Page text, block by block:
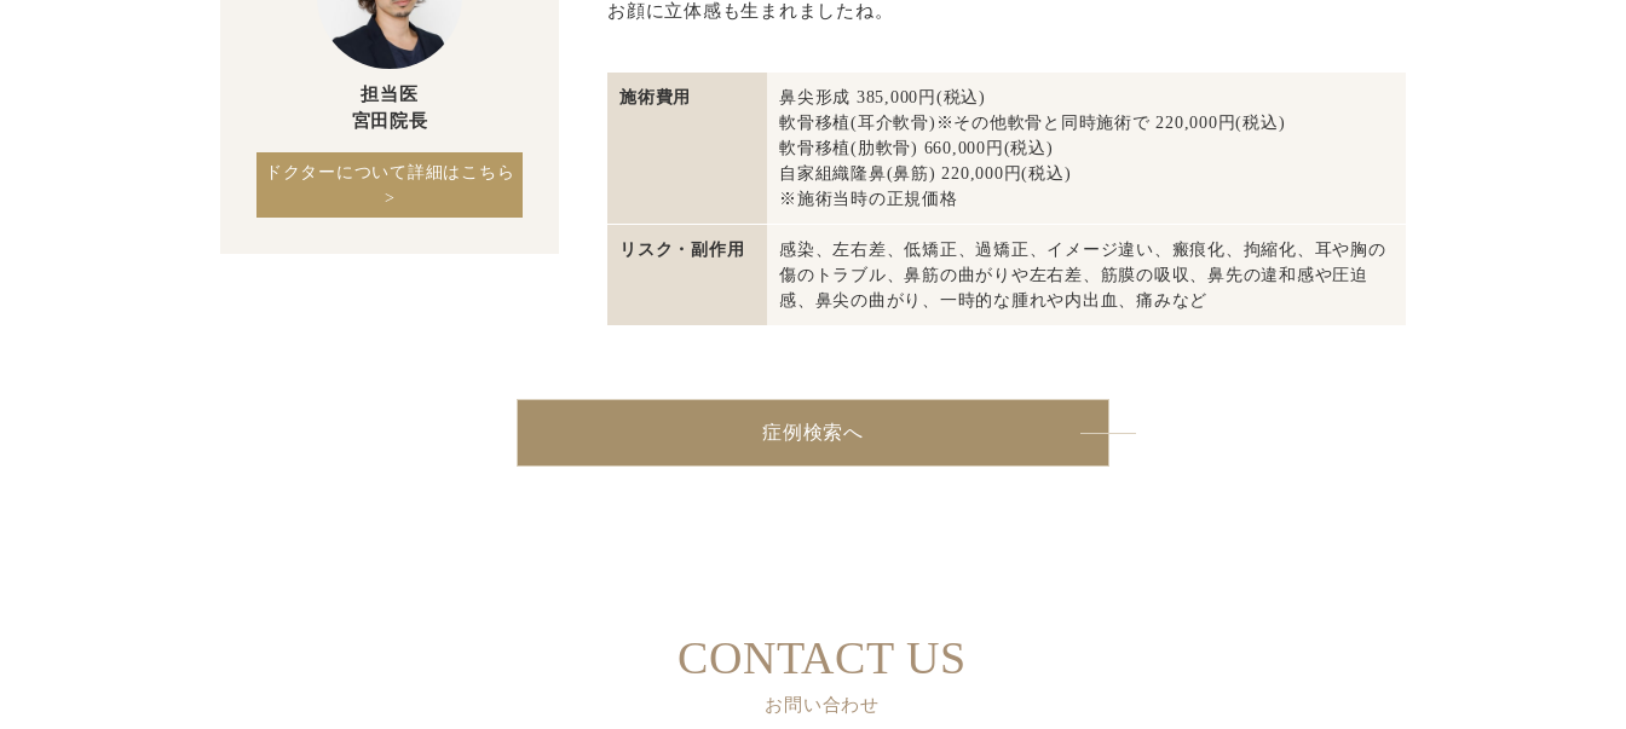
お顔に立体感も生まれましたね。
担当医
宮田院長
ドクターについて詳細はこちら
>
施術費用
鼻尖形成 385,000円(税込)
軟骨移植(耳介軟骨)※その他軟骨と同時施術で 220,000円(税込)
軟骨移植(肋軟骨) 660,000円(税込)
自家組織隆鼻(鼻筋) 220,000円(税込)
※施術当時の正規価格
リスク・副作用
感染、左右差、低矯正、過矯正、イメージ違い、瘢痕化、拘縮化、耳や胸の
傷のトラブル、鼻筋の曲がりや左右差、筋膜の吸収、鼻先の違和感や圧迫
感、鼻尖の曲がり、一時的な腫れや内出血、痛みなど
症例検索へ
CONTACT US
お問い合わせ